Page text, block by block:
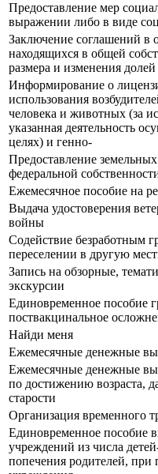
Предоставление мер
выражении либо в виде
Заключение соглашений
находящихся в общей
размера и изменения
Информирование о
использования
человека и животных (за
указанная деятельность
целях) и генно-
Предоставление
федеральной
Ежемесячное пособие на
Выдача удостоверения
войны
Содействие безработным
переселении в другую
Запись на обзорные,
экскурсии
Единовременное пособие
поствакцинальное
Найди меня
Ежемесячные денежные
Ежемесячные денежные
по достижению возраста,
старости
Организация временного
Единовременное пособие
учреждений из числа
попечения родителей, при